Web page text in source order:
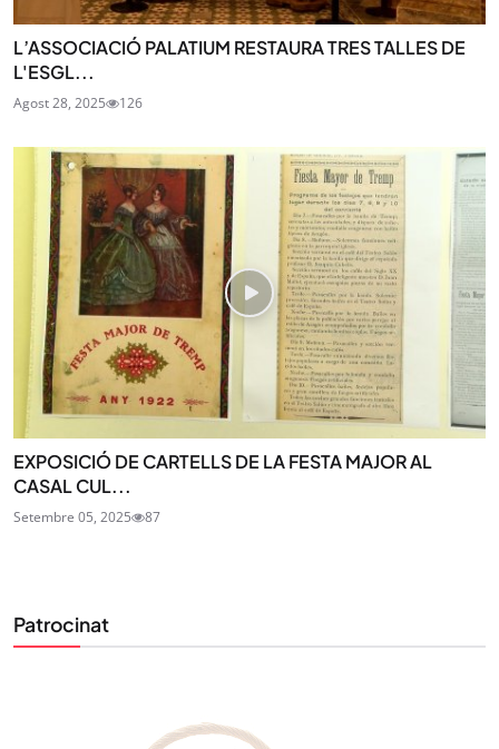
L’ASSOCIACIÓ PALATIUM RESTAURA TRES TALLES DE
L'ESGL...
Agost 28, 2025 126
EXPOSICIÓ DE CARTELLS DE LA FESTA MAJOR AL
CASAL CUL...
Setembre 05, 2025 87
Patrocinat